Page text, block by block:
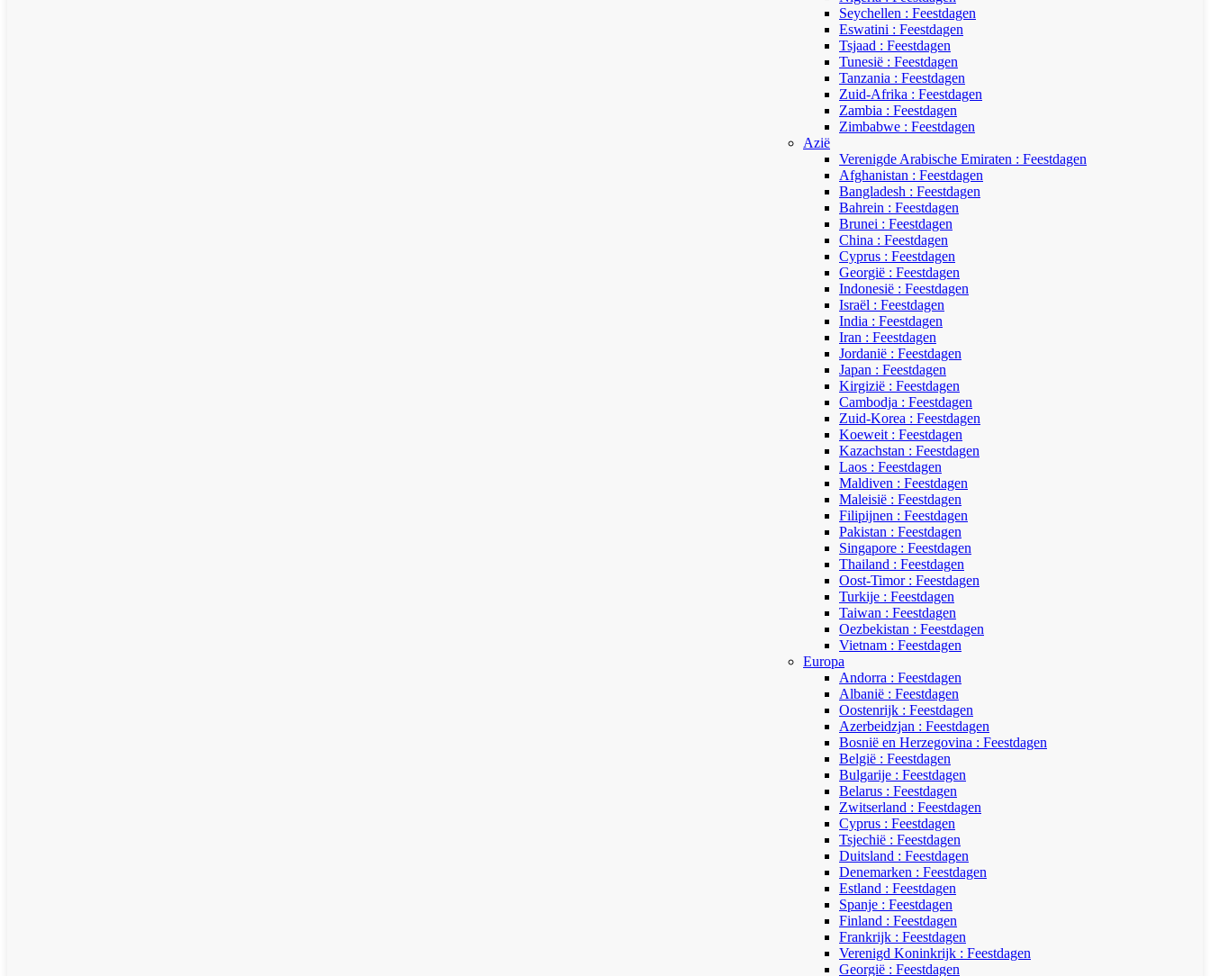
Seychellen : Feestdagen
Eswatini : Feestdagen
Tsjaad : Feestdagen
Tunesië : Feestdagen
Tanzania : Feestdagen
Zuid-Afrika : Feestdagen
Zambia : Feestdagen
Zimbabwe : Feestdagen
Azië
Verenigde Arabische Emiraten : Feestdagen
Afghanistan : Feestdagen
Bangladesh : Feestdagen
Bahrein : Feestdagen
Brunei : Feestdagen
China : Feestdagen
Cyprus : Feestdagen
Georgië : Feestdagen
Indonesië : Feestdagen
Israël : Feestdagen
India : Feestdagen
Iran : Feestdagen
Jordanië : Feestdagen
Japan : Feestdagen
Kirgizië : Feestdagen
Cambodja : Feestdagen
Zuid-Korea : Feestdagen
Koeweit : Feestdagen
Kazachstan : Feestdagen
Laos : Feestdagen
Maldiven : Feestdagen
Maleisië : Feestdagen
Filipijnen : Feestdagen
Pakistan : Feestdagen
Singapore : Feestdagen
Thailand : Feestdagen
Oost-Timor : Feestdagen
Turkije : Feestdagen
Taiwan : Feestdagen
Oezbekistan : Feestdagen
Vietnam : Feestdagen
Europa
Andorra : Feestdagen
Albanië : Feestdagen
Oostenrijk : Feestdagen
Azerbeidzjan : Feestdagen
Bosnië en Herzegovina : Feestdagen
België : Feestdagen
Bulgarije : Feestdagen
Belarus : Feestdagen
Zwitserland : Feestdagen
Cyprus : Feestdagen
Tsjechië : Feestdagen
Duitsland : Feestdagen
Denemarken : Feestdagen
Estland : Feestdagen
Spanje : Feestdagen
Finland : Feestdagen
Frankrijk : Feestdagen
Verenigd Koninkrijk : Feestdagen
Georgië : Feestdagen